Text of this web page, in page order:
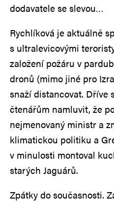
dodavatele se slevou…
Rychlíková je aktuálně
s ultralevicovými
založení požáru v
dronů (mimo jiné pro
snaží distancovat. Dříve
čtenářům namluvit, že
nejmenovaný ministr a
klimatickou politiku a
v minulosti montoval
starých Jaguárů.
Zpátky do současnosti.